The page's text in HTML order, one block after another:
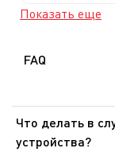
Показать еще
FAQ
Что делать в
устройства?